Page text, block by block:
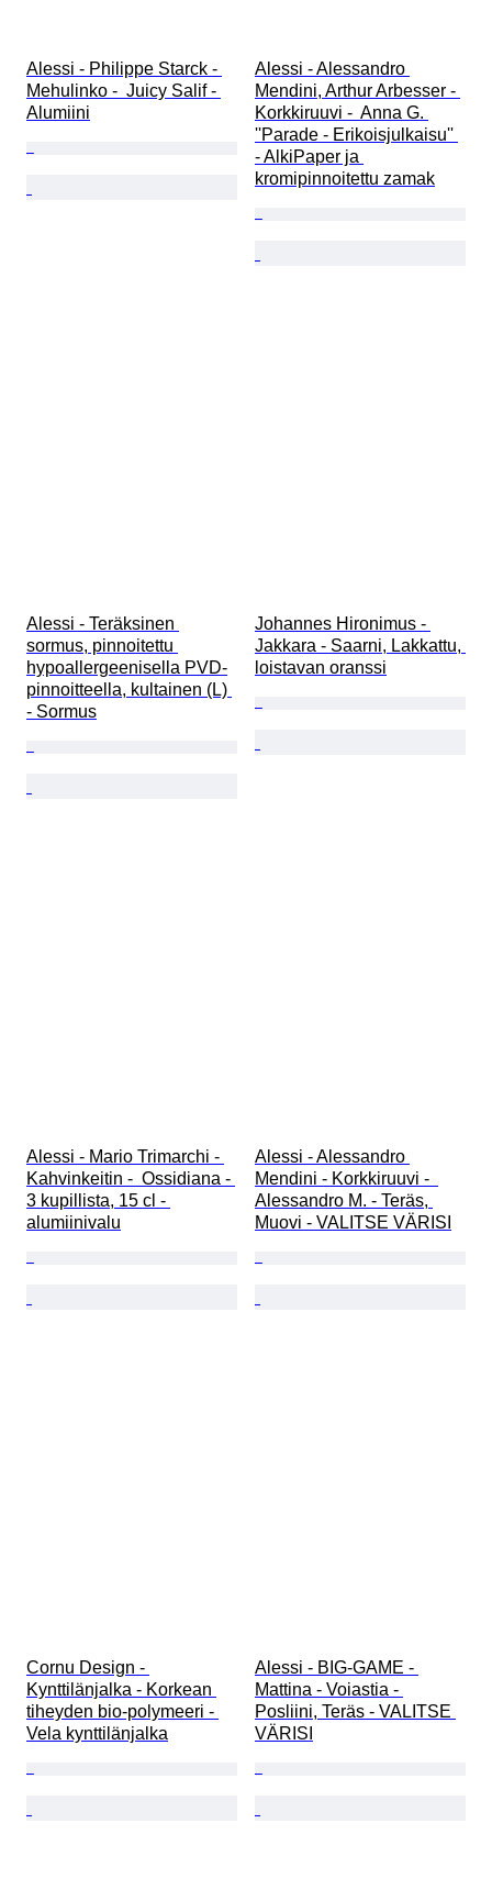
Alessi - Philippe Starck -
Mehulinko -  Juicy Salif -
Alumiini
Alessi - Alessandro
Mendini, Arthur Arbesser -
Korkkiruuvi -  Anna G.
''Parade - Erikoisjulkaisu''
- AlkiPaper ja
kromipinnoitettu zamak
Alessi - Teräksinen
sormus, pinnoitettu
hypoallergeenisella PVD-
pinnoitteella, kultainen (L)
- Sormus
Johannes Hironimus -
Jakkara - Saarni, Lakkattu,
loistavan oranssi
Alessi - Mario Trimarchi -
Kahvinkeitin -  Ossidiana -
3 kupillista, 15 cl -
alumiinivalu
Alessi - Alessandro
Mendini - Korkkiruuvi -
Alessandro M. - Teräs,
Muovi - VALITSE VÄRISI
Cornu Design -
Kynttilänjalka - Korkean
tiheyden bio-polymeeri -
Vela kynttilänjalka
Alessi - BIG-GAME -
Mattina - Voiastia -
Posliini, Teräs - VALITSE
VÄRISI